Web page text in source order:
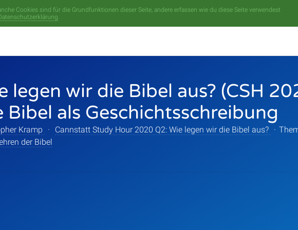
Cookies sind für die Grundfunktionen dieser Seite, andere erfassen wie du diese Seite verwendest
.
legen wir die Bibel aus? (CSH
Bibel als Geschichtsschreibung
Kramp · Cannstatt Study Hour 2020 Q2: Wie legen wir die Bibel aus? ·
der Bibel